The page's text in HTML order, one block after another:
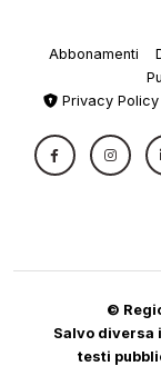
Abbonamenti
Privacy Policy
©
Salvo diversa
testi